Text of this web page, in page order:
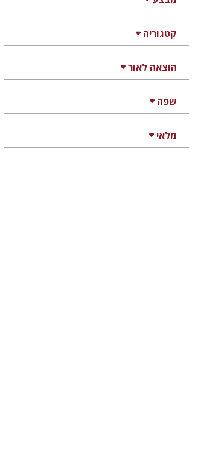
קטגוריה
הוצאה לאור
שפה
מלאי